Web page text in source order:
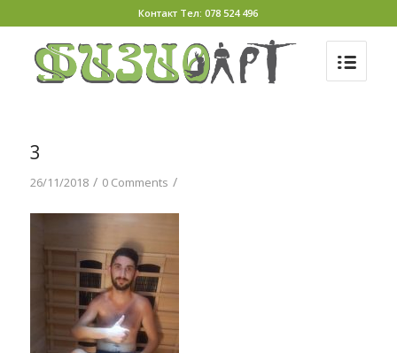
Контакт Тел: 078 524 496
3
26/11/2018 / 0 Comments /